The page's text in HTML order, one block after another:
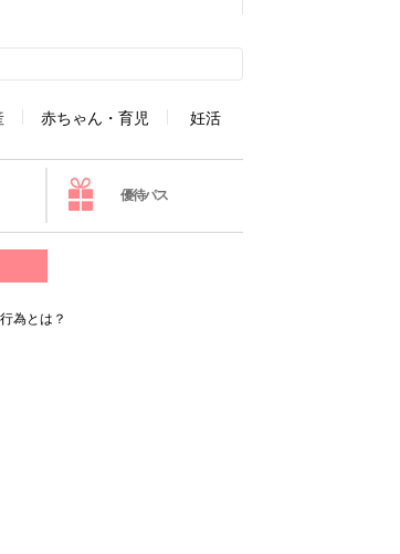
赤ちゃん・育児 妊活
優待パス
為とは？